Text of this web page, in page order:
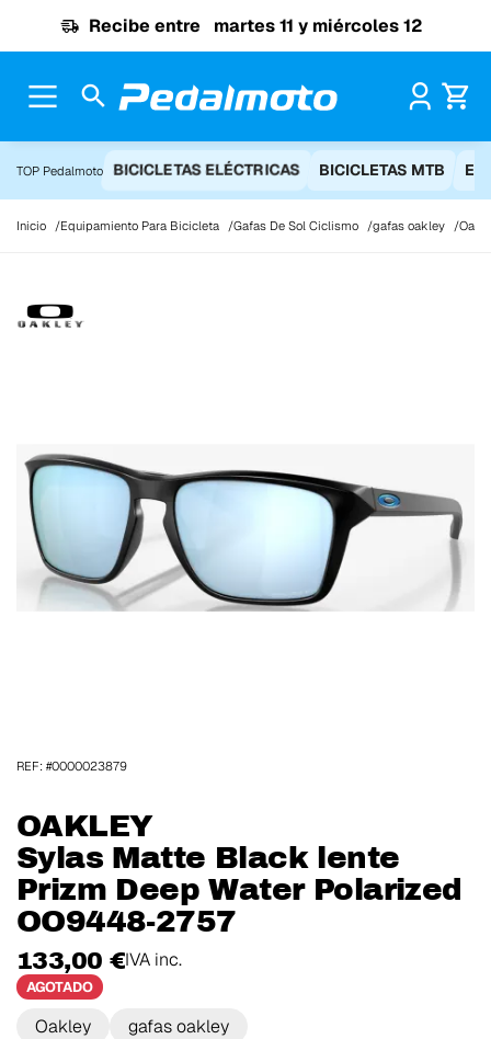
Recibe entre martes 11 y miércoles 12
TOP Pedalmoto BICICLETAS ELÉCTRICAS BICICLETAS MTB
Inicio Equipamiento Para Bicicleta Gafas De Sol Ciclismo gafas oakley
OAKLEY
Sylas Matte Black lente
Prizm Deep Water Polarized
OO9448-2757
133,00 €IVA inc.
AGOTADO
Oakley gafas oakley
REF: #0000023879